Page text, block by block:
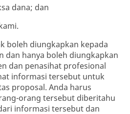
dana; dan
boleh diungkapkan kepada
dan hanya boleh diungkapkan
dan penasihat profesional
informasi tersebut untuk
proposal. Anda harus
orang tersebut diberitahu
informasi tersebut dan